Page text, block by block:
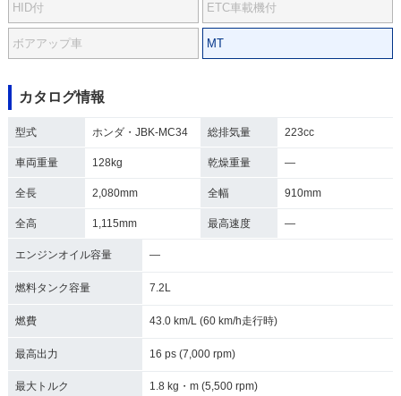
HID付 ETC車載機付
ボアアップ車 MT
カタログ情報
型式 ホンダ・JBK-MC34 総排気量 223cc
車両重量 128kg 乾燥重量 ―
全長 2,080mm 全幅 910mm
全高 1,115mm 最高速度 ―
エンジンオイル容量 ―
燃料タンク容量 7.2L
燃費 43.0 km/L (60 km/h走行時)
最高出力 16 ps (7,000 rpm)
最大トルク 1.8 kg・m (5,500 rpm)